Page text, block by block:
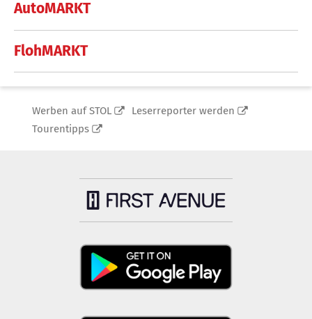
AutoMARKT
FlohMARKT
Werben auf STOL
Leserreporter werden
Tourentipps